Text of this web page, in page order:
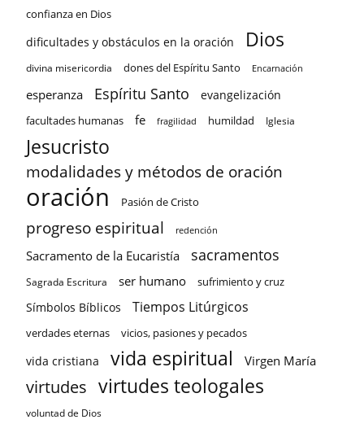
confianza en Dios
dificultades y obstáculos en la oración Dios
divina misericordia dones del Espíritu Santo Encarnación
esperanza Espíritu Santo evangelización
facultades humanas fe fragilidad humildad Iglesia
Jesucristo
modalidades y métodos de oración
oración Pasión de Cristo
progreso espiritual redención
Sacramento de la Eucaristía sacramentos
Sagrada Escritura ser humano sufrimiento y cruz
Símbolos Bíblicos Tiempos Litúrgicos
verdades eternas vicios, pasiones y pecados
vida cristiana vida espiritual Virgen María
virtudes virtudes teologales
voluntad de Dios